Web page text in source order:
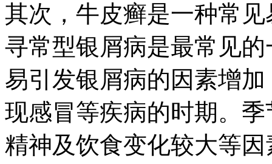
其次，牛皮癣是一种常
寻常型银屑病是最常见
易引发银屑病的因素增
现感冒等疾病的时期。
精神及饮食变化较大等